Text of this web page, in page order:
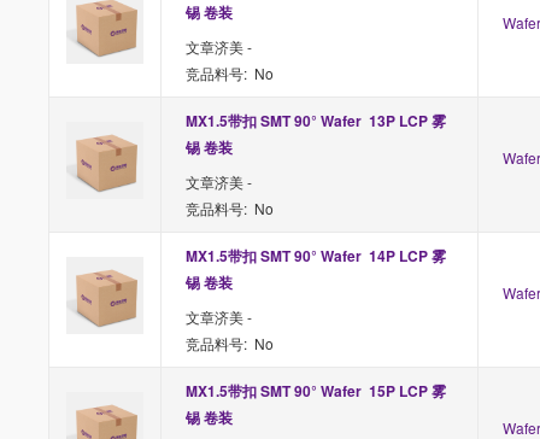
锡 卷装
文章济美 -
竞品料号: No
MX1.5带扣 SMT 90° Wafer  13P LCP 雾
锡 卷装
文章济美 -
竞品料号: No
MX1.5带扣 SMT 90° Wafer  14P LCP 雾
锡 卷装
文章济美 -
竞品料号: No
MX1.5带扣 SMT 90° Wafer  15P LCP 雾
锡 卷装